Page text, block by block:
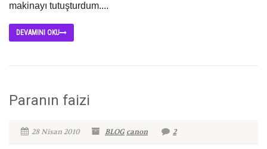
makinayı tutuşturdum....
DEVAMINI OKU
Paranın faizi
28 Nisan 2010 BLOG canon 2